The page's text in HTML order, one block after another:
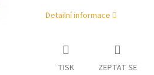
Detailní informace
TISK ZEPTAT SE